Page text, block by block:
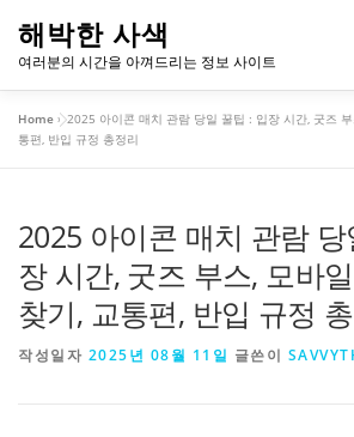
로
해박한 사색
여러분의 시간을 아껴드리는 정보 사이트
개인정보처리방침
Home »2025 아이콘 매치 관람 당일 꿀팁 : 입장 시간, 굿즈
통편, 반입 규정 총정리
2025 아이콘 매치 관람
장 시간, 굿즈 부스, 모바
찾기, 교통편, 반입 규정
작성일자 2025년 08월 11일 글쓴이